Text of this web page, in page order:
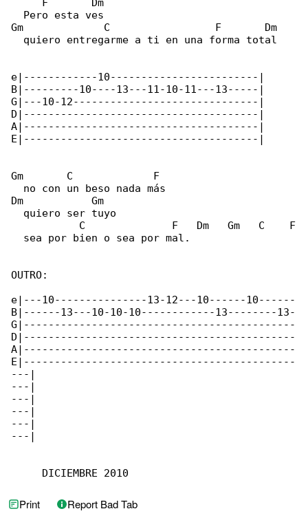
     F       Dm
  Pero esta ves
Gm             C                 F       Dm
  quiero entregarme a ti en una forma total
e|------------10------------------------|
B|---------10----13---11-10-11---13-----|
G|---10-12------------------------------|
D|--------------------------------------|
A|--------------------------------------|
E|--------------------------------------|
Gm       C             F
  no con un beso nada más
Dm           Gm
  quiero ser tuyo
           C              F   Dm   Gm   C    F
  sea por bien o sea por mal.
OUTRO:
e|---10---------------13-12---10------10------
B|------13---10-10-10------------13--------13-
G|--------------------------------------------
D|--------------------------------------------
A|--------------------------------------------
E|--------------------------------------------
---|
---|
---|
---|
---|
---|
     DICIEMBRE 2010
Print Report Bad Tab